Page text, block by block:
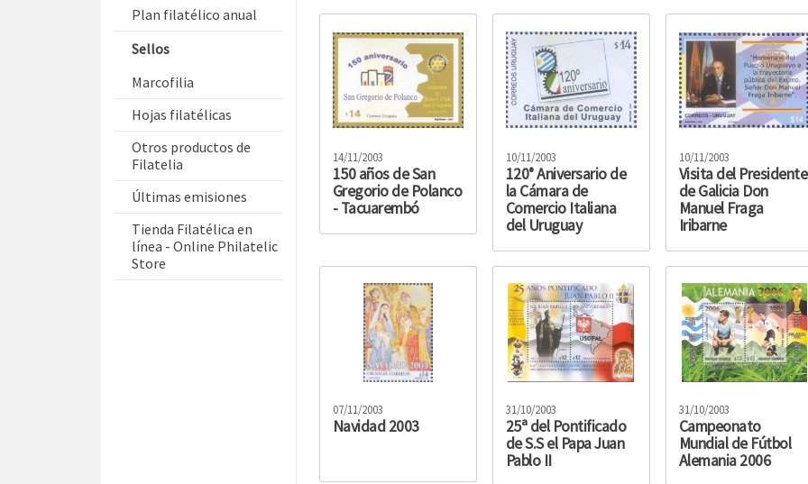
Plan filatélico anual
Sellos
Marcofilia
Hojas filatélicas
Otros productos de
Filatelia
Últimas emisiones
Tienda Filatélica en
línea - Online Philatelic
Store
14/11/2003
150 años de San
Gregorio de Polanco
- Tacuarembó
10/11/2003
120° Aniversario de
la Cámara de
Comercio Italiana
del Uruguay
10/11/2003
Visita del Presidente
de Galicia Don
Manuel Fraga
Iribarne
07/11/2003
Navidad 2003
31/10/2003
25ª del Pontificado
de S.S el Papa Juan
Pablo II
31/10/2003
Campeonato
Mundial de Fútbol
Alemania 2006